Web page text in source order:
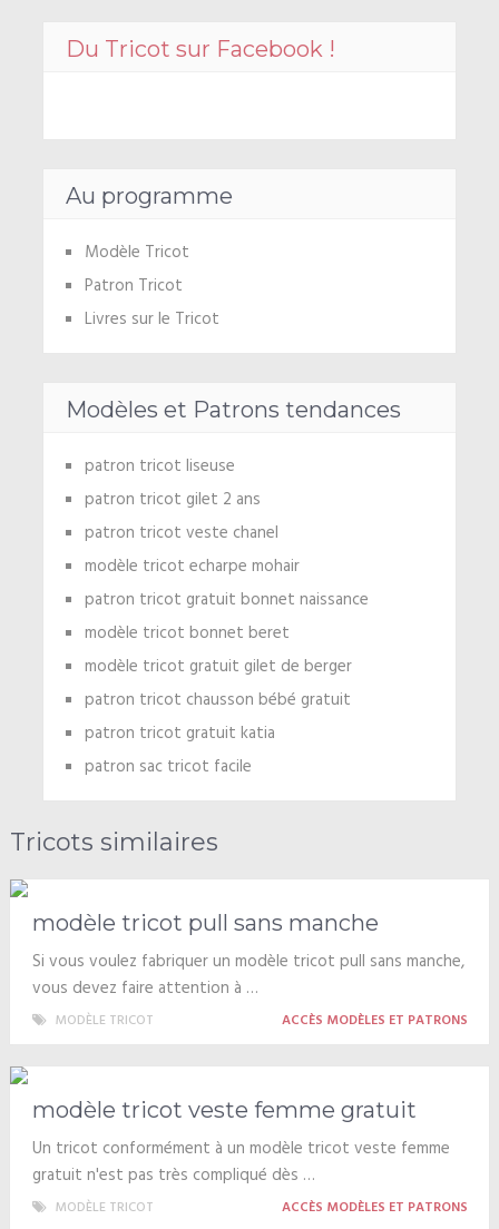
Du Tricot sur Facebook !
Au programme
Modèle Tricot
Patron Tricot
Livres sur le Tricot
Modèles et Patrons tendances
patron tricot liseuse
patron tricot gilet 2 ans
patron tricot veste chanel
modèle tricot echarpe mohair
patron tricot gratuit bonnet naissance
modèle tricot bonnet beret
modèle tricot gratuit gilet de berger
patron tricot chausson bébé gratuit
patron tricot gratuit katia
patron sac tricot facile
Tricots similaires
modèle tricot pull sans manche
Si vous voulez fabriquer un modèle tricot pull sans manche,
vous devez faire attention à …
MODÈLE TRICOT ACCÈS MODÈLES ET PATRONS
modèle tricot veste femme gratuit
Un tricot conformément à un modèle tricot veste femme
gratuit n'est pas très compliqué dès …
MODÈLE TRICOT ACCÈS MODÈLES ET PATRONS